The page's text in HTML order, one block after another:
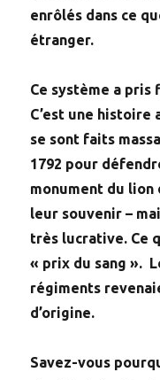
enrôlés dans ce
étranger.
Ce système a pris
C’est une histoire
se sont faits
1792 pour
monument du lion
leur souvenir –
très lucrative. Ce
« prix du sang ».
régiments
d’origine.
Savez-vous